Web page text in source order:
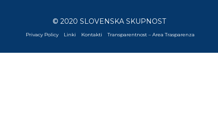
© 2020 SLOVENSKA SKUPNOST
Privacy Policy Linki Kontakti Transparentnost – Area Trasparenza